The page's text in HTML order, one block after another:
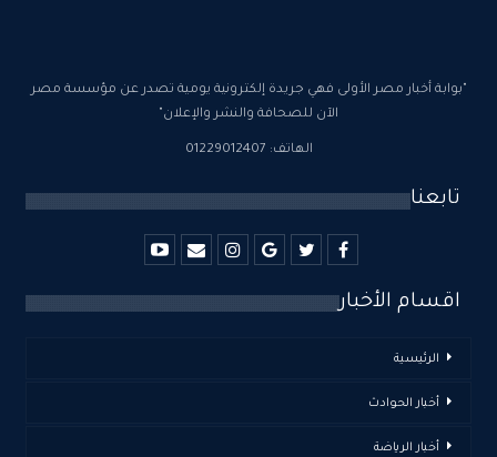
"بوابة أخبار مصر الأولى فهي جريدة إلكترونية يومية تصدر عن مؤسسة مصر
الآن للصحافة والنشر والإعلان"
الهاتف: 01229012407
تابعنا
اقسام الأخبار
الرئيسية
أخبار الحوادث
أخبار الرياضة